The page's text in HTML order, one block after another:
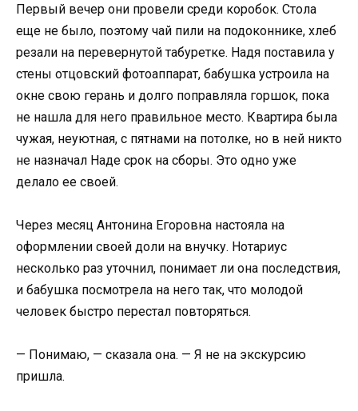
Первый вечер они провели среди коробок. Стола
еще не было, поэтому чай пили на подоконнике, хлеб
резали на перевернутой табуретке. Надя поставила у
стены отцовский фотоаппарат, бабушка устроила на
окне свою герань и долго поправляла горшок, пока
не нашла для него правильное место. Квартира была
чужая, неуютная, с пятнами на потолке, но в ней никто
не назначал Наде срок на сборы. Это одно уже
делало ее своей.
Через месяц Антонина Егоровна настояла на
оформлении своей доли на внучку. Нотариус
несколько раз уточнил, понимает ли она последствия,
и бабушка посмотрела на него так, что молодой
человек быстро перестал повторяться.
— Понимаю, — сказала она. — Я не на экскурсию
пришла.